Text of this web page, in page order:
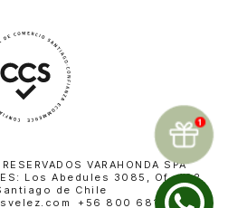
VARAHONDA SPA
Los Abedules 3085, Of. 402,
de Chile
+56 800 681 010 |